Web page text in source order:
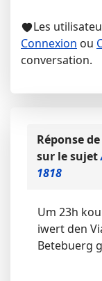
Les
Connexion ou
conversation.
Réponse de
sur le sujet
1818
Um 23h
iwert den
Betebuerg